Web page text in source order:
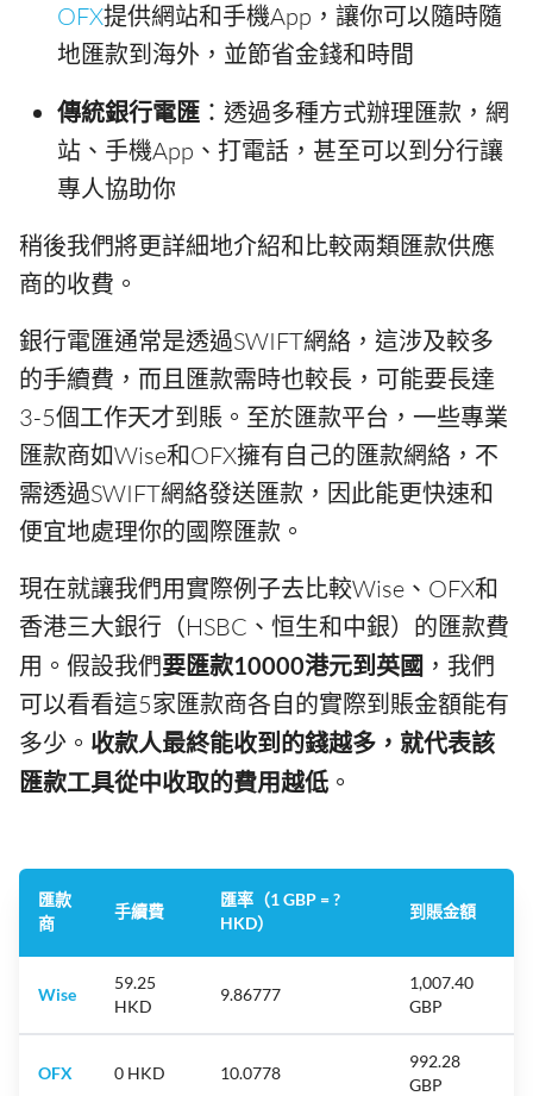
OFX提供網站和手機App，讓你可以隨時隨
地匯款到海外，並節省金錢和時間
傳統銀行電匯 ：透過多種方式辦理匯款，網
站、手機App、打電話，甚至可以到分行讓
專人協助你
稍後我們將更詳細地介紹和比較兩類匯款供應
商的收費。
銀行電匯通常是透過SWIFT網絡，這涉及較多
的手續費，而且匯款需時也較長，可能要長達
3-5個工作天才到賬。至於匯款平台，一些專業
匯款商如Wise和OFX擁有自己的匯款網絡，不
需透過SWIFT網絡發送匯款，因此能更快速和
便宜地處理你的國際匯款。
現在就讓我們用實際例子去比較Wise、OFX和
香港三大銀行（HSBC、恒生和中銀）的匯款費
用。假設我們要匯款10000港元到英國 ，我們
可以看看這5家匯款商各自的實際到賬金額能有
多少。 收款人最終能收到的錢越多，就代表該
匯款工具從中收取的費用越低 。
匯款
商
手續費
匯率（1 GBP = ?
HKD）
到賬金額
Wise
59.25
HKD
9.86777
1,007.40
GBP
OFX 0 HKD 10.0778
992.28
GBP